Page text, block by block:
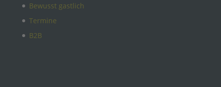
Bewusst gastlich
Termine
B2B